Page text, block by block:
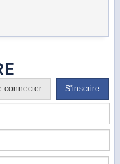
connecter S'inscrire